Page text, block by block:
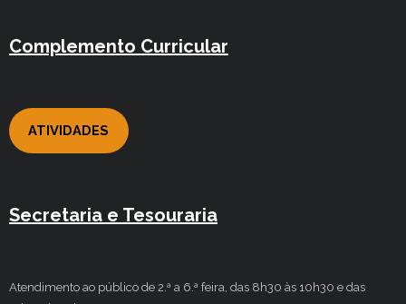
Complemento Curricular
ATIVIDADES
Secretaria e Tesouraria
Atendimento ao público de 2.ª a 6.ª feira, das 8h30 às 10h30 e das